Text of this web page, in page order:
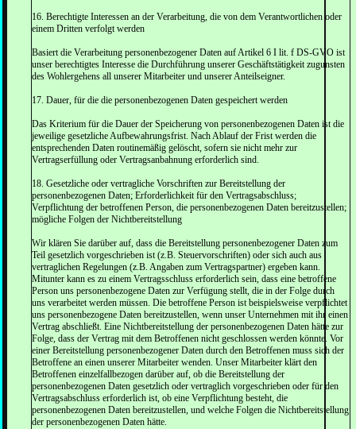
16. Berechtigte Interessen an der Verarbeitung, die von dem Verantwortlichen oder
einem Dritten verfolgt werden
Basiert die Verarbeitung personenbezogener Daten auf Artikel 6 I lit. f DS-GVO ist
unser berechtigtes Interesse die Durchführung unserer Geschäftstätigkeit zugunsten
des Wohlergehens all unserer Mitarbeiter und unserer Anteilseigner.
17. Dauer, für die die personenbezogenen Daten gespeichert werden
Das Kriterium für die Dauer der Speicherung von personenbezogenen Daten ist die
jeweilige gesetzliche Aufbewahrungsfrist. Nach Ablauf der Frist werden die
entsprechenden Daten routinemäßig gelöscht, sofern sie nicht mehr zur
Vertragserfüllung oder Vertragsanbahnung erforderlich sind.
18. Gesetzliche oder vertragliche Vorschriften zur Bereitstellung der
personenbezogenen Daten; Erforderlichkeit für den Vertragsabschluss;
Verpflichtung der betroffenen Person, die personenbezogenen Daten bereitzustellen;
mögliche Folgen der Nichtbereitstellung
Wir klären Sie darüber auf, dass die Bereitstellung personenbezogener Daten zum
Teil gesetzlich vorgeschrieben ist (z.B. Steuervorschriften) oder sich auch aus
vertraglichen Regelungen (z.B. Angaben zum Vertragspartner) ergeben kann.
Mitunter kann es zu einem Vertragsschluss erforderlich sein, dass eine betroffene
Person uns personenbezogene Daten zur Verfügung stellt, die in der Folge durch
uns verarbeitet werden müssen. Die betroffene Person ist beispielsweise verpflichtet
uns personenbezogene Daten bereitzustellen, wenn unser Unternehmen mit ihr einen
Vertrag abschließt. Eine Nichtbereitstellung der personenbezogenen Daten hätte zur
Folge, dass der Vertrag mit dem Betroffenen nicht geschlossen werden könnte. Vor
einer Bereitstellung personenbezogener Daten durch den Betroffenen muss sich der
Betroffene an einen unserer Mitarbeiter wenden. Unser Mitarbeiter klärt den
Betroffenen einzelfallbezogen darüber auf, ob die Bereitstellung der
personenbezogenen Daten gesetzlich oder vertraglich vorgeschrieben oder für den
Vertragsabschluss erforderlich ist, ob eine Verpflichtung besteht, die
personenbezogenen Daten bereitzustellen, und welche Folgen die Nichtbereitstellung
der personenbezogenen Daten hätte.